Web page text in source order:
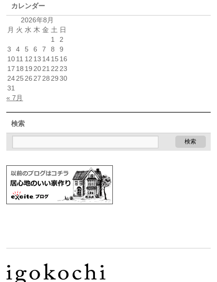
カレンダー
2026年8月
月 火 水 木 金 土 日
1
2
3
4 5 6 7 8
9
1011 12 13 1415 16
17 18 19 2021 22 23
2425 26 27 28 29 30
31
« 7月
検索